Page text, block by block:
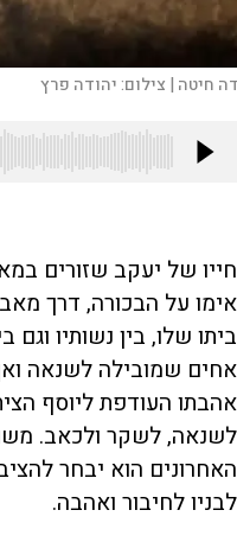
חיטה | צילום:יהודה פרץ
חייו של יעקב שזורים
אימו על הבכורה, דרך
ביתו שלו, בין נשותיו וגם
אחים שמובילה לשנאה
אהבתו העודפת ליוסף
לשנאה, לשקר ולכאב.
האחרונים הוא יבחר
לבניו לחיבור ואהבה.